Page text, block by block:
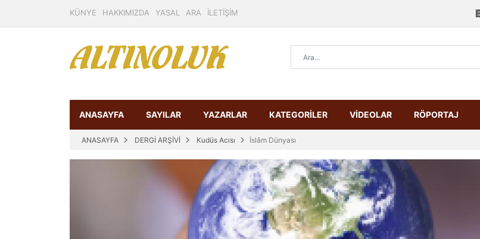
KÜNYE HAKKIMIZDA YASAL ARA İLETİŞİM
ANASAYFA SAYILAR YAZARLAR KATEGORİLER VİDEOLAR RÖPORTAJ
ANASAYFA DERGİ ARŞİVİ Kudüs Acısı İslâm Dünyası